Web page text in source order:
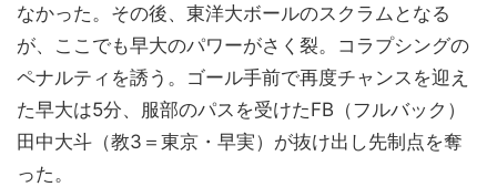
なかった。その後、東洋大ボールのスクラムとなる
が、ここでも早大のパワーがさく裂。コラプシングの
ペナルティを誘う。ゴール手前で再度チャンスを迎え
た早大は5分、服部のパスを受けたFB（フルバック）
田中大斗（教3＝東京・早実）が抜け出し先制点を奪
った。